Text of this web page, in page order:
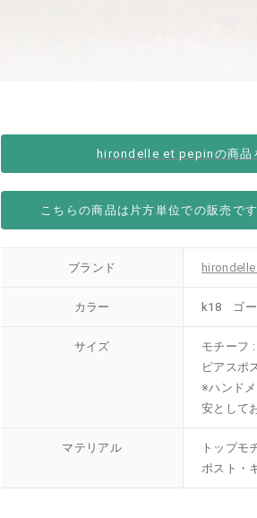
hirondelle et pepinの商品
こちらの商品は片方単位での販売で
ブランド hirondelle
カラー k18 ゴー
サイズ
モチーフ
ピアスポ
※ハンド
安として
マテリアル
トップ
ポスト・